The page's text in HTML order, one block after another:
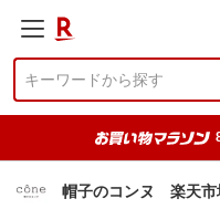
帽子のコンヌ 楽天市